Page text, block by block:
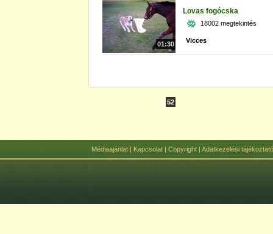
01:30
52
Lovas fogócska
18002 megtekintés
Vicces
Médiaajánlat| Kapcsolat| Copyright| Adatkezelési tájékoztató